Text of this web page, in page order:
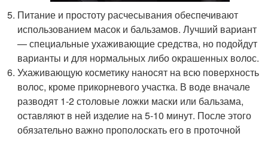
Питание и простоту расчесывания обеспечивают
использованием масок и бальзамов. Лучший вариант
— специальные ухаживающие средства, но подойдут
варианты и для нормальных либо окрашенных волос.
Ухаживающую косметику наносят на всю поверхность
волос, кроме прикорневого участка. В воде вначале
разводят 1-2 столовые ложки маски или бальзама,
оставляют в ней изделие на 5-10 минут. После этого
обязательно важно прополоскать его в проточной